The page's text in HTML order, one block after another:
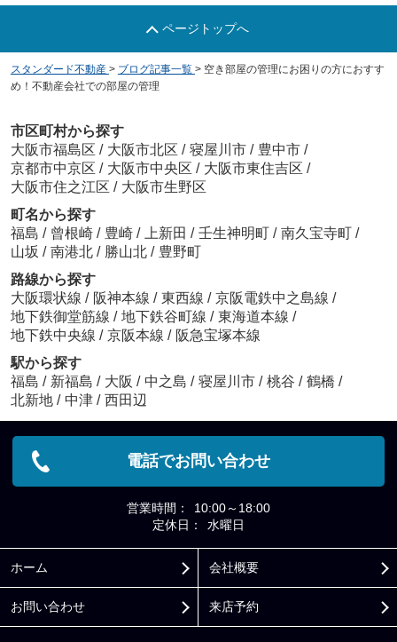
ページトップへ
スタンダード不動産 > ブログ記事一覧 > 空き部屋の管理にお困りの方におすす
め！不動産会社での部屋の管理
市区町村から探す
大阪市福島区 / 大阪市北区 / 寝屋川市 / 豊中市 /
京都市中京区 / 大阪市中央区 / 大阪市東住吉区 /
大阪市住之江区 / 大阪市生野区
町名から探す
福島 / 曾根崎 / 豊崎 / 上新田 / 壬生神明町 / 南久宝寺町 /
山坂 / 南港北 / 勝山北 / 豊野町
路線から探す
大阪環状線 / 阪神本線 / 東西線 / 京阪電鉄中之島線 /
地下鉄御堂筋線 / 地下鉄谷町線 / 東海道本線 /
地下鉄中央線 / 京阪本線 / 阪急宝塚本線
駅から探す
福島 / 新福島 / 大阪 / 中之島 / 寝屋川市 / 桃谷 / 鶴橋 /
北新地 / 中津 / 西田辺
電話でお問い合わせ
営業時間：
10:00～18:00
定休日：
水曜日
ホーム 会社概要
お問い合わせ 来店予約